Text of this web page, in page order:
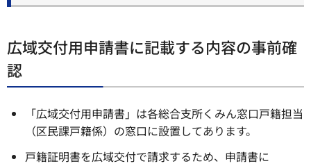
広域交付用申請書に記載する内容の事前確
認
「広域交付用申請書」は各総合支所くみん窓口戸籍担当
（区民課戸籍係）の窓口に設置してあります。
戸籍証明書を広域交付で請求するため、申請書に